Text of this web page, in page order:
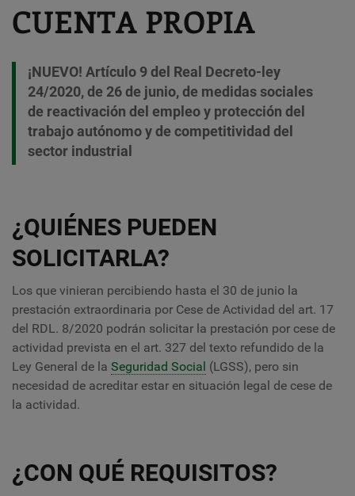
CUENTA PROPIA
¡NUEVO! Artículo 9 del Real Decreto-ley
24/2020, de 26 de junio, de medidas sociales
de reactivación del empleo y protección del
trabajo autónomo y de competitividad del
sector industrial
¿QUIÉNES PUEDEN
SOLICITARLA?
Los que vinieran percibiendo hasta el 30 de junio la
prestación extraordinaria por Cese de Actividad del art. 17
del RDL. 8/2020 podrán solicitar la prestación por cese de
actividad prevista en el art. 327 del texto refundido de la
Ley General de la Seguridad Social (LGSS), pero sin
necesidad de acreditar estar en situación legal de cese de
la actividad.
¿CON QUÉ REQUISITOS?